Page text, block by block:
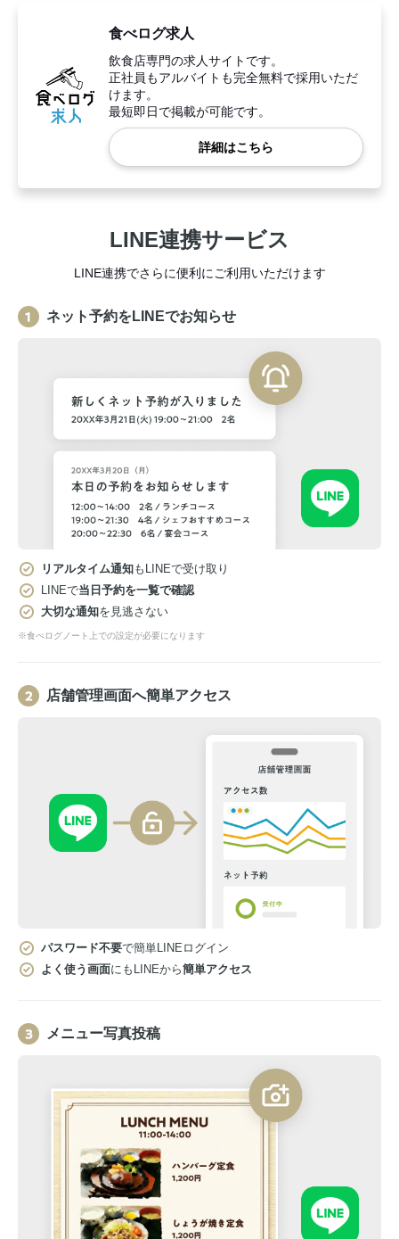
食べログ求人
飲食店専門の求人サイトです。
正社員もアルバイトも完全無料で採用いただ
けます。
最短即日で掲載が可能です。
詳細はこちら
LINE連携サービス
LINE連携でさらに便利にご利用いただけます
ネット予約をLINEでお知らせ
リアルタイム通知もLINEで受け取り
LINEで当日予約を一覧で確認
大切な通知を見逃さない
※食べログノート上での設定が必要になります
店舗管理画面へ簡単アクセス
パスワード不要で簡単LINEログイン
よく使う画面にもLINEから簡単アクセス
メニュー写真投稿